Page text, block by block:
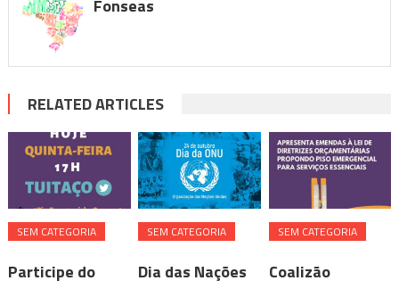
Fonseas
RELATED ARTICLES
SEM CATEGORIA
Participe do
SEM CATEGORIA
Dia das Nações
SEM CATEGORIA
Coalizão